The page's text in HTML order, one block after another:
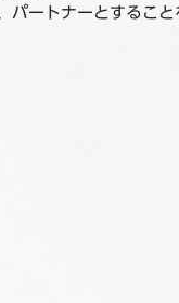
ートナーとすること